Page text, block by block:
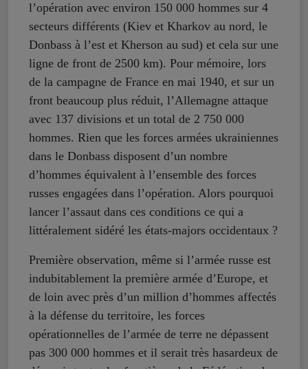
l’opération avec environ 150 000 hommes sur 4
secteurs différents (Kiev et Kharkov au nord, le
Donbass à l’est et Kherson au sud) et cela sur une
ligne de front de 2500 km). Pour mémoire, lors
de la campagne de France en mai 1940, et sur un
front beaucoup plus réduit, l’Allemagne attaque
avec 137 divisions et un total de 2 750 000
hommes. Rien que les forces armées ukrainiennes
dans le Donbass disposent d’un nombre
d’hommes équivalent à l’ensemble des forces
russes engagées dans l’opération. Alors pourquoi
lancer l’assaut dans ces conditions ce qui a
littéralement sidéré les états-majors occidentaux ?
Première observation, même si l’armée russe est
indubitablement la première armée d’Europe, et
de loin avec près d’un million d’hommes affectés
à la défense du territoire, les forces
opérationnelles de l’armée de terre ne dépassent
pas 300 000 hommes et il serait très hasardeux de